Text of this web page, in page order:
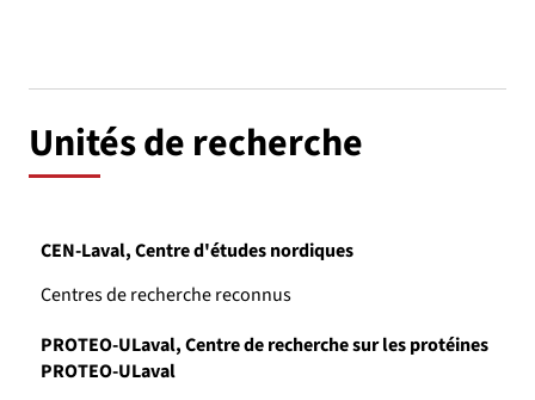
Unités de recherche
CEN-Laval, Centre d'études nordiques
Centres de recherche reconnus
PROTEO-ULaval, Centre de recherche sur les protéines
PROTEO-ULaval